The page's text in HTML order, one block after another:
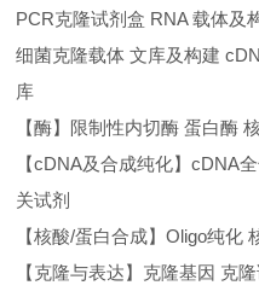
PCR克隆试剂盒 RNA 载体及
细菌克隆载体 文库及构建
库
【酶】限制性内切酶 蛋白酶
【cDNA及合成纯化】cDNA
关试剂
【核酸/蛋白合成】Oligo纯化
【克隆与表达】克隆基因 克